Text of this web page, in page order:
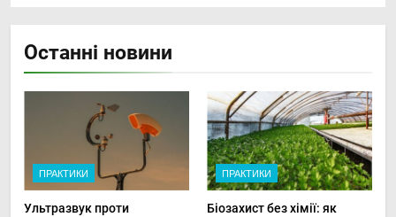
Останні новини
ПРАКТИКИ
Ультразвук проти
ПРАКТИКИ
Біозахист без хімії: як